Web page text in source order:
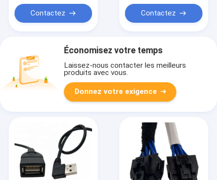
Contactez Contactez
Économisez votre temps
Laissez-nous contacter les meilleurs
produits avec vous.
Donnez votre exigence